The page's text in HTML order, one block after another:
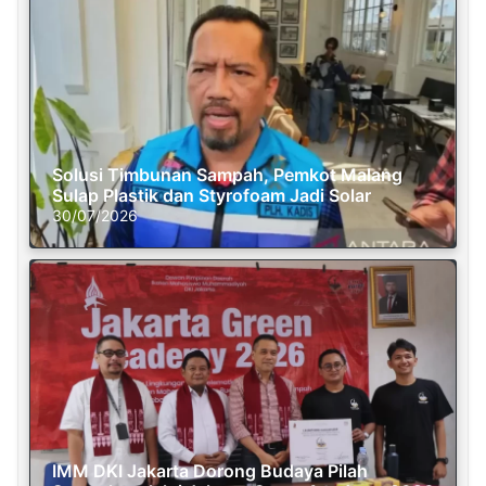
Solusi Timbunan Sampah, Pemkot Malang
Sulap Plastik dan Styrofoam Jadi Solar
30/07/2026
IMM DKI Jakarta Dorong Budaya Pilah